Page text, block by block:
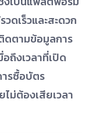
ดเร็วและสะดวก
ดตามข้อมูลการ
ถึงเวลาที่เปิด
รซื้อบัตร
ม่ต้องเสียเวลา